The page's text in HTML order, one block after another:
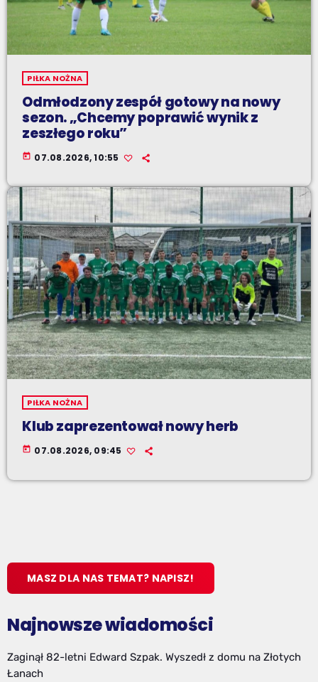
PIŁKA NOŻNA
Odmłodzony zespół gotowy na nowy
sezon. „Chcemy poprawić wynik z
zeszłego roku”
today 07.08.2026, 10:55
PIŁKA NOŻNA
Klub zaprezentował nowy herb
today 07.08.2026, 09:45
MASZ DLA NAS TEMAT? NAPISZ!
Najnowsze wiadomości
Zaginął 82-letni Edward Szpak. Wyszedł z domu na Złotych
Łanach